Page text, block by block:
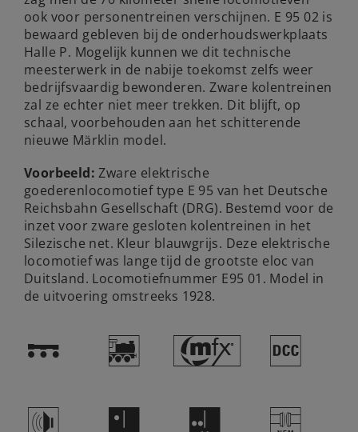
ook voor personentreinen verschijnen. E 95 02 is
bewaard gebleven bij de onderhoudswerkplaats
Halle P. Mogelijk kunnen we dit technische
meesterwerk in de nabije toekomst zelfs weer
bedrijfsvaardig bewonderen. Zware kolentreinen
zal ze echter niet meer trekken. Dit blijft, op
schaal, voorbehouden aan het schitterende
nieuwe Märklin model.
Voorbeeld: Zware elektrische
goederenlocomotief type E 95 van het Deutsche
Reichsbahn Gesellschaft (DRG). Bestemd voor de
inzet voor zware gesloten kolentreinen in het
Silezische net. Kleur blauwgrijs. Deze elektrische
locomotief was lange tijd de grootste eloc van
Duitsland. Locomotiefnummer E95 01. Model in
de uitvoering omstreeks 1928.
! ( # §
h A E U